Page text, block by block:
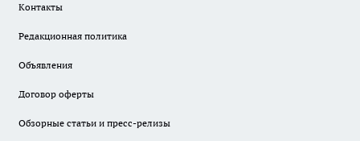
Контакты
Редакционная политика
Объявления
Договор оферты
Обзорные статьи и пресс-релизы